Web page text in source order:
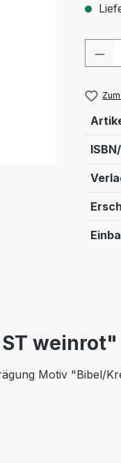
weinrot"
Motiv "Bibel/